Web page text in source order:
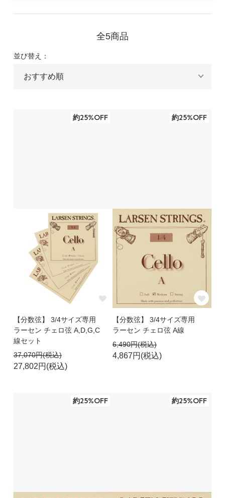
全5商品
並び替え：
約25%OFF
【分数弦】 3/4サイズ専用
ラーセン チェロ弦 A,D,G,C
線セット
37,070円(税込)
27,802円(税込)
約25%OFF
【分数弦】 3/4サイズ専用
ラーセン チェロ弦 A線
6,490円(税込)
4,867円(税込)
約25%OFF 約25%OFF